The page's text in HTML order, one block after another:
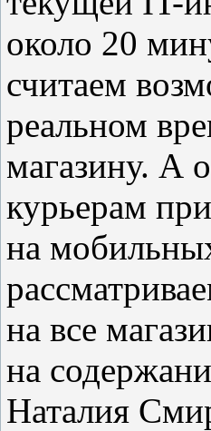
около 20
считаем
реальном
магазину. А
курьерам
на
на все
на
Наталия